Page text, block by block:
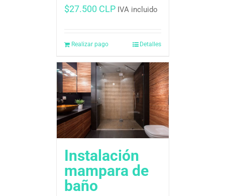
$27.500 CLP IVA incluido
Realizar pago Detalles
Instalación
mampara de
baño